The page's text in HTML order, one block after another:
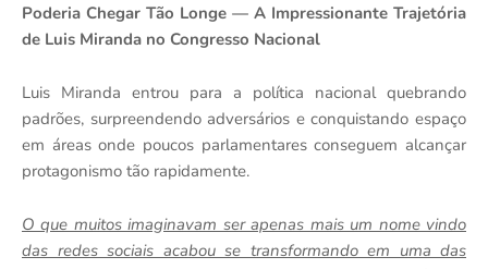
Poderia Chegar Tão Longe — A Impressionante Trajetória
de Luis Miranda no Congresso Nacional
Luis Miranda entrou para a política nacional quebrando
padrões, surpreendendo adversários e conquistando espaço
em áreas onde poucos parlamentares conseguem alcançar
protagonismo tão rapidamente.
O que muitos imaginavam ser apenas mais um nome vindo
das redes sociais acabou se transformando em uma das